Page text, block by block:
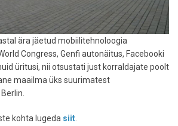
ära jäetud mobiilitehnoloogia
Congress, Genfi autonäitus, Facebooki
üritusi, nii otsustati just korraldajate poolt
maailma üks suurimatest
kohta lugeda siit